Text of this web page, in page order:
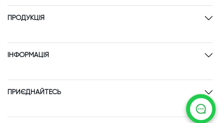
ПРОДУКЦІЯ
ІНФОРМАЦІЯ
ПРИЄДНАЙТЕСЬ